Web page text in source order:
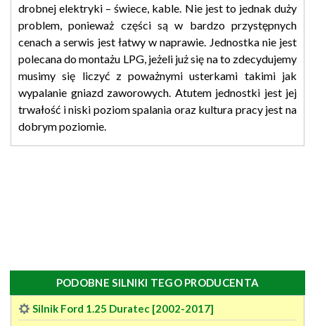
drobnej elektryki – świece, kable. Nie jest to jednak duży
problem, ponieważ części są w bardzo przystępnych
cenach a serwis jest łatwy w naprawie. Jednostka nie jest
polecana do montażu LPG, jeżeli już się na to zdecydujemy
musimy się liczyć z poważnymi usterkami takimi jak
wypalanie gniazd zaworowych. Atutem jednostki jest jej
trwałość i niski poziom spalania oraz kultura pracy jest na
dobrym poziomie.
PODOBNE SILNIKI TEGO PRODUCENTA
Silnik Ford 1.25 Duratec [2002-2017]